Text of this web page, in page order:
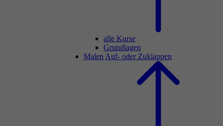
alle Kurse
Grundlagen
Malen Auf- oder Zuklappen